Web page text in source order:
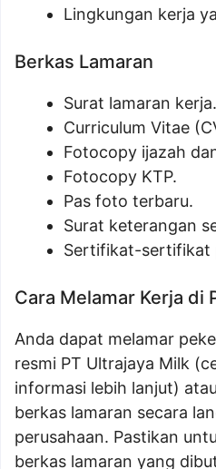
Lingkungan kerja
Berkas Lamaran
Surat lamaran kerja.
Curriculum Vitae
Fotocopy ijazah
Fotocopy KTP.
Pas foto terbaru.
Surat keterangan
Sertifikat-sertifikat
Cara Melamar Kerja di
Anda dapat melamar
resmi PT Ultrajaya Milk
informasi lebih lanjut)
berkas lamaran secara
perusahaan. Pastikan
berkas lamaran yang